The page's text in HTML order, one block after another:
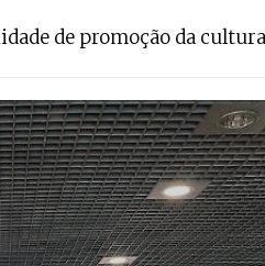
de promoção da